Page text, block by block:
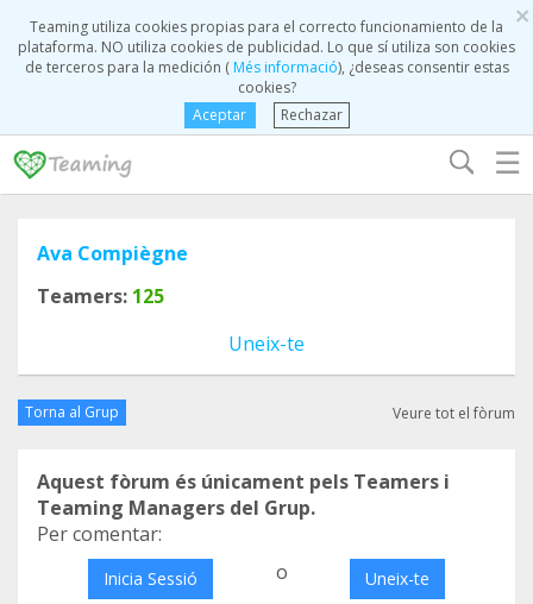
×
Teaming utiliza cookies propias para el correcto funcionamiento de la
plataforma. NO utiliza cookies de publicidad. Lo que sí utiliza son cookies
de terceros para la medición (Més informació), ¿deseas consentir estas
cookies?
Aceptar
Rechazar
☰
Ava Compiègne
Teamers: 125
Uneix-te
Torna al Grup Veure tot el fòrum
Aquest fòrum és únicament pels Teamers i
Teaming Managers del Grup.
Per comentar:
Inicia Sessió o Uneix-te